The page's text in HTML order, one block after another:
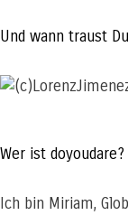
Und wann traust
Wer ist doyoudare?
Ich bin Miriam,